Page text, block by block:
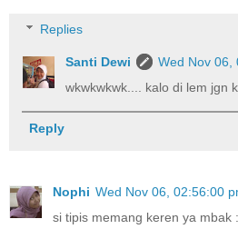
Replies
Santi Dewi
Wed Nov 06,
wkwkwkwk.... kalo di lem jgn
Reply
Nophi Wed Nov 06, 02:56:00
si tipis memang keren ya mbak